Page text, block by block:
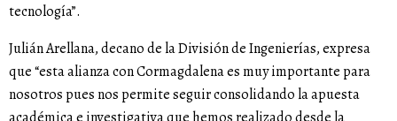
tecnología”.
Julián Arellana, decano de la División de Ingenierías, expresa
que “esta alianza con Cormagdalena es muy importante para
nosotros pues nos permite seguir consolidando la apuesta